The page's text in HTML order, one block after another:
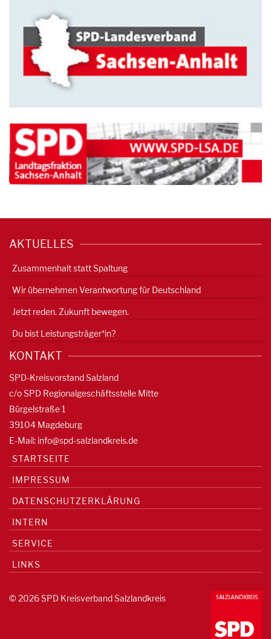
AKTUELLES
Zusammenhalt statt Spaltung
Wir übernehmen Verantwortung für Deutschland
Jetzt reden. Zukunft bewegen.
Du bist Leistungsträger*in?
KONTAKT
SPD-Kreisvorstand Salzland
c/o SPD Regionalgeschäftsstelle Mitte
Bürgelstraße 1
39104 Magdeburg
E-Mail: info@spd-salzlandkreis.de
STARTSEITE
IMPRESSUM
DATENSCHUTZERKLÄRUNG
INTERN
SERVICE
LINKS
© 2026 SPD Kreisverband Salzlandkreis